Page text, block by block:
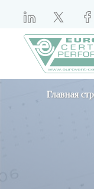
Главная